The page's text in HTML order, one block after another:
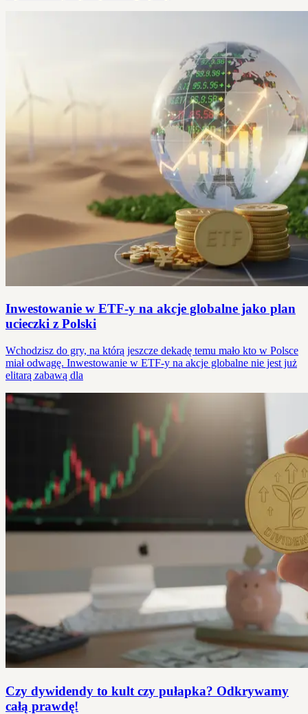
Inwestowanie w ETF-y na akcje globalne jako plan
ucieczki z Polski
Wchodzisz do gry, na którą jeszcze dekadę temu mało kto w Polsce
miał odwagę. Inwestowanie w ETF-y na akcje globalne nie jest już
elitarą zabawą dla
Czy dywidendy to kult czy pułapka? Odkrywamy
całą prawdę!